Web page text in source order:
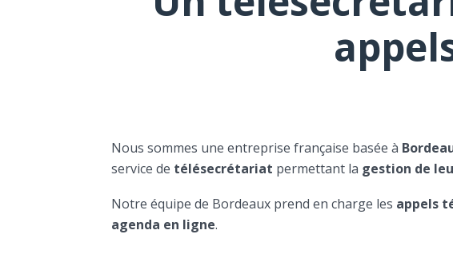
Nous sommes une entreprise française basée à
service de télésecrétariat permettant la gestion de
Notre équipe de Bordeaux prend en charge les appels
agenda en ligne.